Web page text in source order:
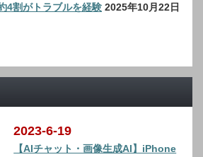
4割がトラブルを経験 2025年10月22日
2023-6-19
【AIチャット・画像生成AI】iPhone